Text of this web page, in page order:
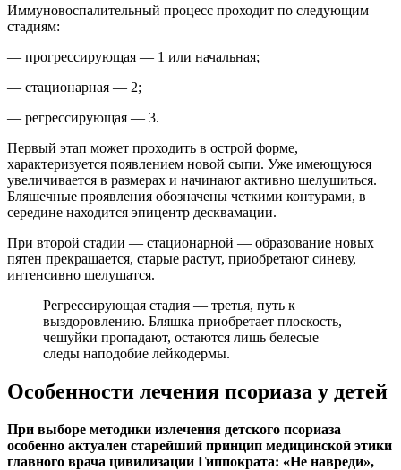
Иммуновоспалительный процесс проходит по следующим
стадиям:
— прогрессирующая — 1 или начальная;
— стационарная — 2;
— регрессирующая — 3.
Первый этап может проходить в острой форме,
характеризуется появлением новой сыпи. Уже имеющуюся
увеличивается в размерах и начинают активно шелушиться.
Бляшечные проявления обозначены четкими контурами, в
середине находится эпицентр десквамации.
При второй стадии — стационарной — образование новых
пятен прекращается, старые растут, приобретают синеву,
интенсивно шелушатся.
Регрессирующая стадия — третья, путь к
выздоровлению. Бляшка приобретает плоскость,
чешуйки пропадают, остаются лишь белесые
следы наподобие лейкодермы.
Особенности лечения псориаза у детей
При выборе методики излечения детского псориаза
особенно актуален старейший принцип медицинской этики
главного врача цивилизации Гиппократа: «Не навреди»,